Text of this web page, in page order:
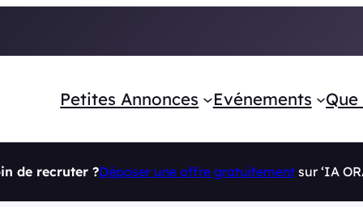
Petites Annonces Evénements
de recruter ?Déposer une offre gratuitement sur ‘IA